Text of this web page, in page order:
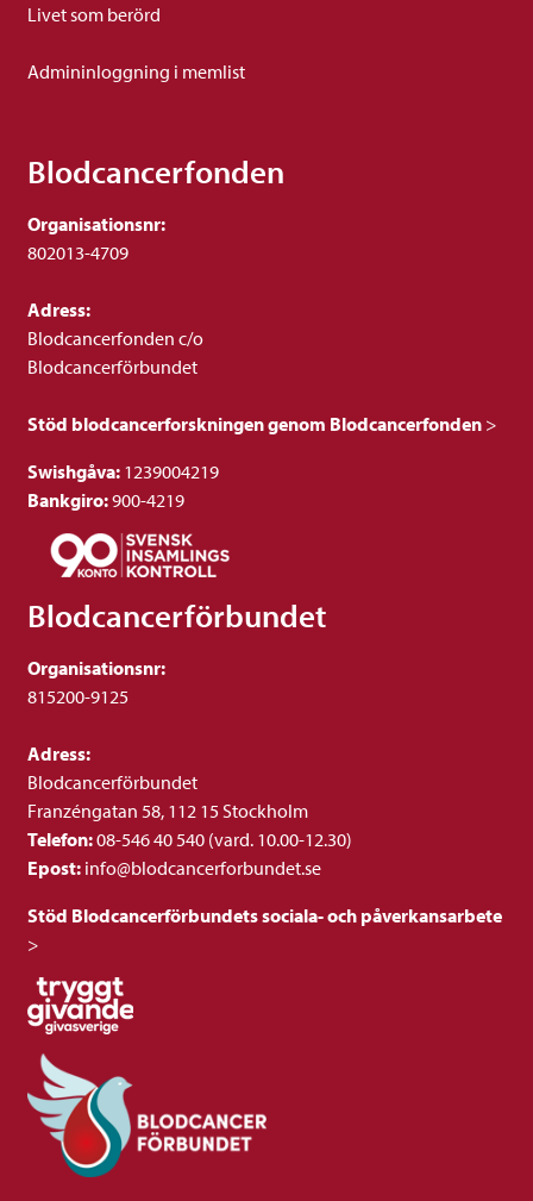
Livet som berörd
Admininloggning i memlist
Blodcancerfonden
Organisationsnr:
802013-4709
Adress:
Blodcancerfonden c/o
Blodcancerförbundet
Stöd blodcancerforskningen genom Blodcancerfonden >
Swishgåva: 1239004219
Bankgiro:900-4219
Blodcancerförbundet
Organisationsnr:
815200-9125
Adress:
Blodcancerförbundet
Franzéngatan 58, 112 15 Stockholm
Telefon:08-546 40 540 (vard. 10.00-12.30)
Epost: info@blodcancerforbundet.se
Stöd Blodcancerförbundets sociala- och påverkansarbete
>